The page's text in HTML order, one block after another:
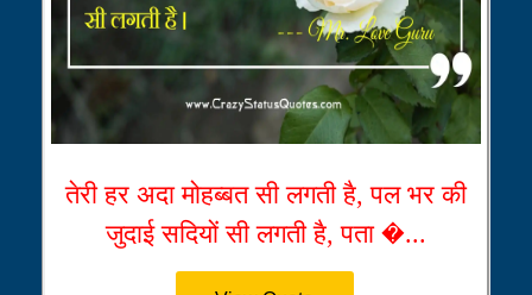
तेरी हर अदा मोहब्बत सी लगती है, पल भर की
जुदाई सदियों सी लगती है, पता �...